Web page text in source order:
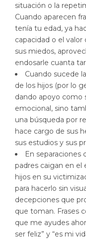
situación o la
Cuando aparecen
tenía tu edad, ya
capacidad o el
sus miedos,
endosarle cuanta
Cuando sucede
de los hijos (por lo
dando apoyo como
emocional, sino
una búsqueda por
hace cargo de sus
sus estudios y sus
En separaciones
padres caigan en el
hijos en su
para hacerlo sin
decepciones que
que toman. Frases
que me ayudes
ser feliz” y “es mi